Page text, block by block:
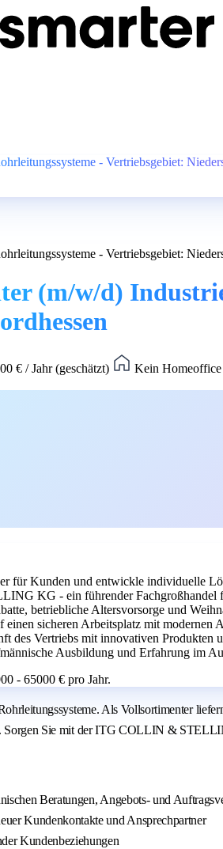
- Vertriebsgebiet:
- Vertriebsgebiet:
(m/w/d)
€ / Jahr (geschätzt)
Kein
für Kunden und entwickle individuelle
KG - ein führender Fachgroßhandel
betriebliche Altersvorsorge und
einen sicheren Arbeitsplatz mit modernen
des Vertriebs mit innovativen Produkten
Ausbildung und Erfahrung im
- 65000 € pro Jahr.
Als Vollsortimenter
Sorgen Sie mit der ITG COLLIN &
Beratungen, Angebots- und
Kundenkontakte und Ansprechpartner
Kundenbeziehungen